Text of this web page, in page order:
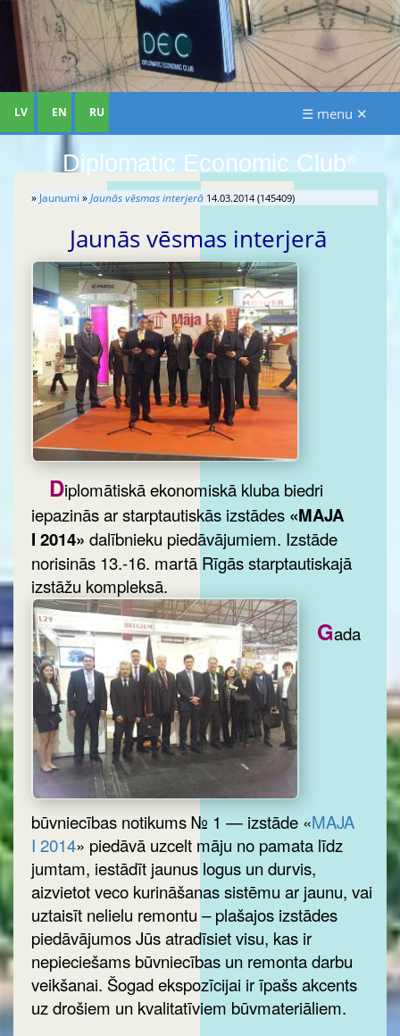
Diplomatic Economic Club®
LV EN RU ☰ menu ✕
» Jaunumi »Jaunās vēsmas interjerā 14.03.2014 (145409)
Jaunās vēsmas interjerā
Diplomātiskā ekonomiskā kluba biedri
iepazinās ar starptautiskās izstādes «MAJA
I 2014» dalībnieku piedāvājumiem. Izstāde
norisinās 13.-16. martā Rīgās starptautiskajā
Gada
būvniecības notikums № 1 — izstāde «MAJA
I 2014» piedāvā uzcelt māju no pamata līdz
jumtam, iestādīt jaunus logus un durvis,
aizvietot veco kurināšanas sistēmu ar jaunu, vai
uztaisīt nelielu remontu – plašajos izstādes
piedāvājumos Jūs atradīsiet visu, kas ir
nepieciešams būvniecības un remonta darbu
veikšanai. Šogad ekspozīcijai ir īpašs akcents
uz drošiem un kvalitatīviem būvmateriāliem.